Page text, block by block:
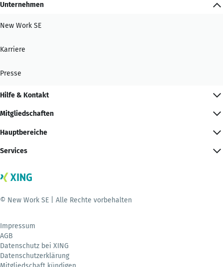
Unternehmen
New Work SE
Karriere
Presse
Hilfe & Kontakt
Mitgliedschaften
Hauptbereiche
Services
© New Work SE | Alle Rechte vorbehalten
Impressum
AGB
Datenschutz bei XING
Datenschutzerklärung